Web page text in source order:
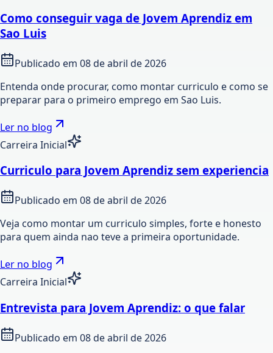
Como conseguir vaga de Jovem Aprendiz em
Sao Luis
Publicado em 08 de abril de 2026
Entenda onde procurar, como montar curriculo e como se
preparar para o primeiro emprego em Sao Luis.
Ler no blog
Carreira Inicial
Curriculo para Jovem Aprendiz sem experiencia
Publicado em 08 de abril de 2026
Veja como montar um curriculo simples, forte e honesto
para quem ainda nao teve a primeira oportunidade.
Ler no blog
Carreira Inicial
Entrevista para Jovem Aprendiz: o que falar
Publicado em 08 de abril de 2026